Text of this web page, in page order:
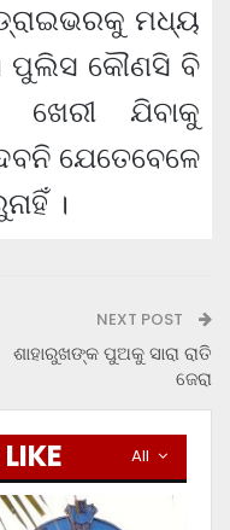
ମଧ୍ୟ
ପୁଲିସ କୌଣସି ବି
ଖେରୀ ଯିବାକୁ
ଯେତେବେଳେ
।
NEXT POST
ଶାହାରୁଖଙ୍କ ପୁଅକୁ ସାରା ରାତି
ଜେରା
All